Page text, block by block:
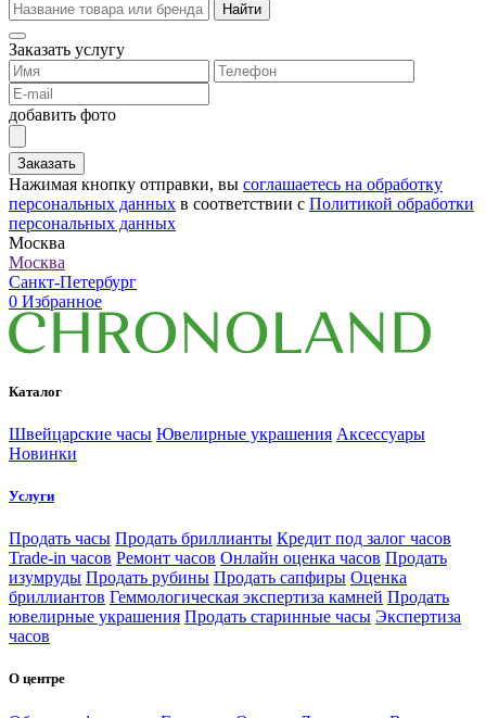
Найти
Заказать услугу
добавить фото
Заказать
Нажимая кнопку отправки, вы соглашаетесь на обработку
персональных данных в соответствии с Политикой обработки
персональных данных
Москва
Москва
Санкт-Петербург
0 Избранное
Каталог
Швейцарские часы Ювелирные украшения Аксессуары
Новинки
Услуги
Продать часы Продать бриллианты Кредит под залог часов
Trade-in часов Ремонт часов Онлайн оценка часов Продать
изумруды Продать рубины Продать сапфиры Оценка
бриллиантов Геммологическая экспертиза камней Продать
ювелирные украшения Продать старинные часы Экспертиза
часов
О центре